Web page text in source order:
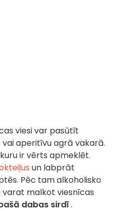
viesi var pasūtīt
vai aperitīvu agrā vakarā.
ir vērts apmeklēt.
un labprāt
Pēc tam alkoholisko
varat malkot viesnīcas
dabas sirdī.